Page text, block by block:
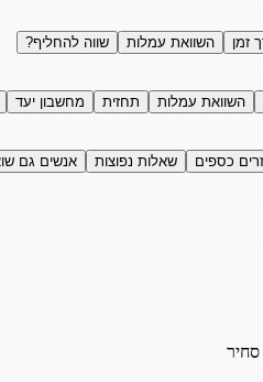
זמן השוואת עמלות שווה להחליף?
השוואת עמלות תחזית מחשבון יעד
כספים שאלות נפוצות אנשים גם